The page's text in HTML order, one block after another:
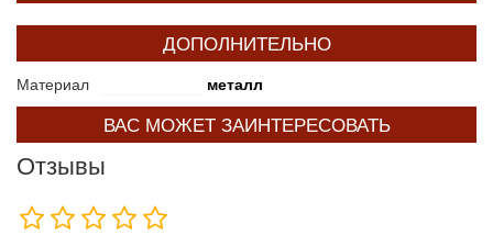
ДОПОЛНИТЕЛЬНО
Материал металл
ВАС МОЖЕТ ЗАИНТЕРЕСОВАТЬ
Отзывы